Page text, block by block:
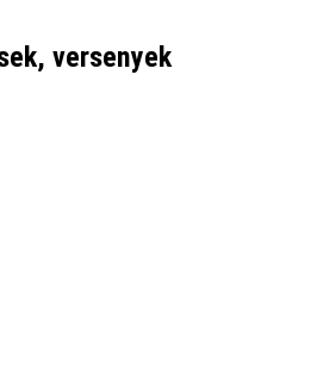
versenyek